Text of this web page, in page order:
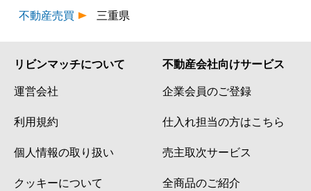
不動産売買
三重県
リビンマッチについて
運営会社
利用規約
個人情報の取り扱い
クッキーについて
不動産会社向けサービス
企業会員のご登録
仕入れ担当の方はこちら
売主取次サービス
全商品のご紹介